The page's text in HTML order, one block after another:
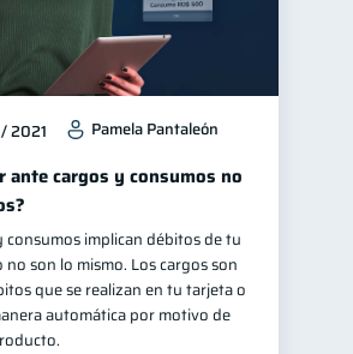
2021 Pamela Pantaleón
ante cargos y consumos no
consumos implican débitos de tu
son lo mismo. Los cargos son
que se realizan en tu tarjeta o
automática por motivo de